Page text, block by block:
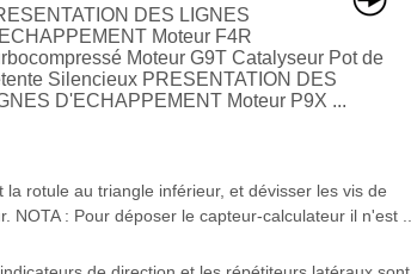
DES LIGNES
Moteur F4R
Moteur G9T Catalyseur Pot de
Silencieux PRESENTATION DES
D'ECHAPPEMENT Moteur P9X ...
rotule au triangle inférieur, et dévisser les vis de
: Pour déposer le capteur-calculateur il n'est ...